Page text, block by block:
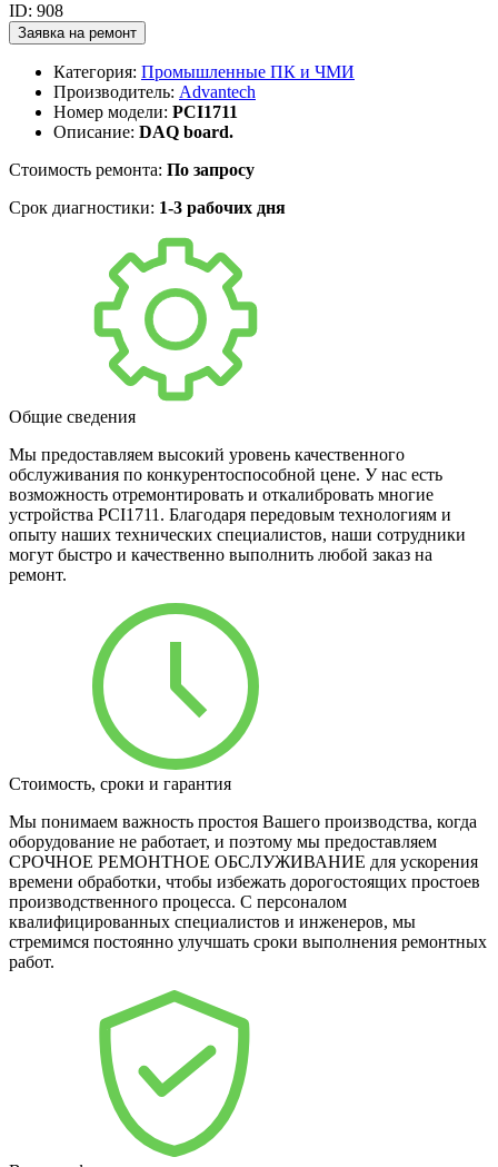
ID: 908
Заявка на ремонт
Категория: Промышленные ПК и ЧМИ
Производитель: Advantech
Номер модели: PCI1711
Описание: DAQ board.
Стоимость ремонта: По запросу
Срок диагностики: 1-3 рабочих дня
Общие сведения
Мы предоставляем высокий уровень качественного
обслуживания по конкурентоспособной цене. У нас есть
возможность отремонтировать и откалибровать многие
устройства PCI1711. Благодаря передовым технологиям и
опыту наших технических специалистов, наши сотрудники
могут быстро и качественно выполнить любой заказ на
ремонт.
Стоимость, сроки и гарантия
Мы понимаем важность простоя Вашего производства, когда
оборудование не работает, и поэтому мы предоставляем
СРОЧНОЕ РЕМОНТНОЕ ОБСЛУЖИВАНИЕ для ускорения
времени обработки, чтобы избежать дорогостоящих простоев
производственного процесса. С персоналом
квалифицированных специалистов и инженеров, мы
стремимся постоянно улучшать сроки выполнения ремонтных
работ.